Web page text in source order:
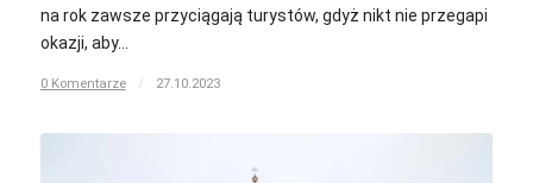
na rok zawsze przyciągają turystów, gdyż nikt nie przegapi
okazji, aby…
0 Komentarze / 27.10.2023